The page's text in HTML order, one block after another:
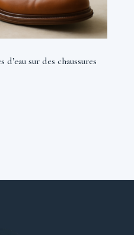
sur des chaussures